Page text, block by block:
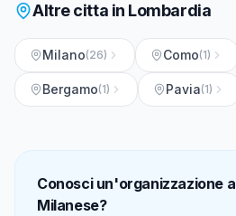
Altre citta in Lombardia
Milano(26) Como(1)
Bergamo(1) Pavia(1)
Conosci un'organizzazione a
Milanese?